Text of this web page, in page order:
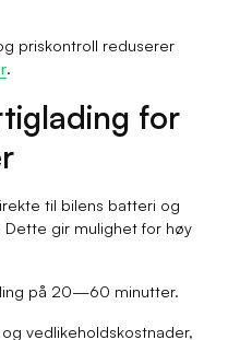
priskontroll reduserer
.
for
til bilens batteri og
Dette gir mulighet for høy
på 20—60 minutter.
vedlikeholdskostnader,